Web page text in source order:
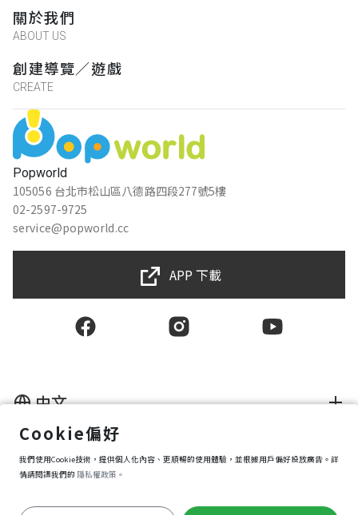
Popworld
105056 台北市松山區八德路四段277號5樓
02-2597-9725
service@popworld.cc
關於我們
ABOUT US
創建導覽／遊戲
CREATE
APP 下載
隱私權保護政策
資訊安全政策
中文
Cookie偏好
我們使用Cookie技術，提供個人化內容、更順暢的使用體驗，並根據用戶偏好投放廣告。詳
情請閱讀我們的 隱私權政策。